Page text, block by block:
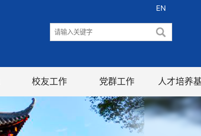
EN
校友工作 党群工作 人才培养